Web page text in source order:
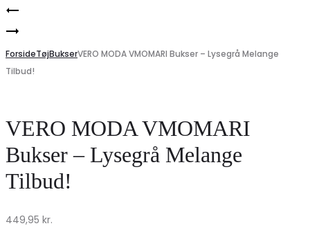
Product
navigation
Chateau
MdcLucinde
–
Jeans
Blue
ONLY
Top
ONLREVA
Meringue
på
udsalg!
ForsideTøjBukserVERO MODA VMOMARI Bukser – Lysegrå Melange
Tilbud!
VERO MODA VMOMARI
Bukser – Lysegrå Melange
Tilbud!
449,95 kr.